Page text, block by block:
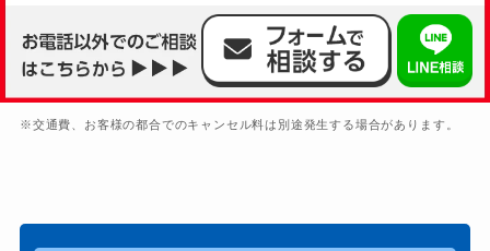
※交通費、お客様の都合でのキャンセル料は別途発生する場合があります。